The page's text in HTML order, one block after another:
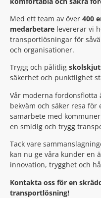
Med ett team av över 400
medarbetare levererar vi
transportlösningar för
och organisationer.
Trygg och pålitlig
säkerhet och punktlighet
Vår moderna
bekväm och säker resa
samarbete med
en smidig och trygg
Tack vare
kan nu ge våra kunder en
innovation, trygghet och
Kontakta oss för en
transportlösning!